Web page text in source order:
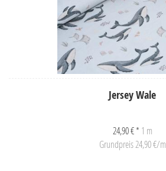
Jersey Wale
24,90 € * 1 m
Grundpreis 24,90 €/m